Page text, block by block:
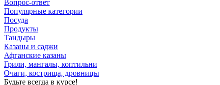
Вопрос-ответ
Популярные категории
Посуда
Продукты
Тандыры
Казаны и саджи
Афганские казаны
Грили, мангалы, коптильни
Очаги, кострища, дровницы
Будьте всегда в курсе!